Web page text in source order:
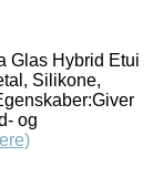
Glas Hybrid Etui
Silikone,
og